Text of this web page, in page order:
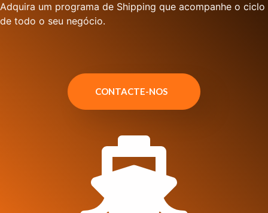
Adquira um programa de Shipping que acompanhe o ciclo
de todo o seu negócio.
CONTACTE-NOS